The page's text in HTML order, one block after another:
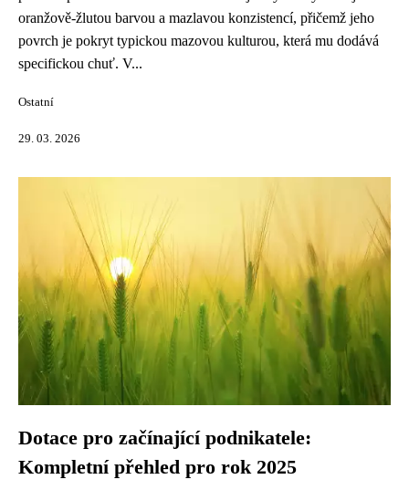
oranžově-žlutou barvou a mazlavou konzistencí, přičemž jeho
povrch je pokryt typickou mazovou kulturou, která mu dodává
specifickou chuť. V...
Ostatní
29. 03. 2026
Dotace pro začínající podnikatele:
Kompletní přehled pro rok 2025